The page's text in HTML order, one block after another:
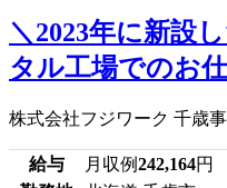
＼2023年に新設
タル工場でのお
株式会社フジワーク 千歳
給与 月収例242,164円